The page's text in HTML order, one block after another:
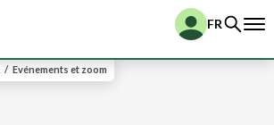
FR
/ Evénements et zoom